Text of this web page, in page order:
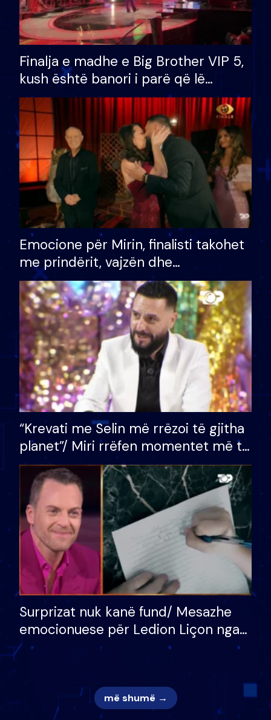
Finalja e madhe e Big Brother VIP 5,
kush është banori i parë që lë
shtëpinë dhe humb mundësinë për
të fituar çmimin e madh
Emocione për Mirin, finalisti takohet
me prindërit, vajzën dhe
bashkëshorten: S’kemi ndonjë letër
divorci apo jo?
“Krevati me Selin më rrëzoi të gjitha
planet”/ Miri rrëfen momentet më të
bukura në shtëpinë e BB VIP: Do më
mungojë zilja e mëngjesit kur…
Surprizat nuk kanë fund/ Mesazhe
emocionuese për Ledion Liçon nga
nëna dhe fëmijët e tij, moderatori
më shumë →